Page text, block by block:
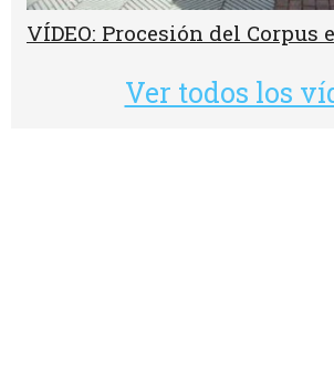
VÍDEO: Procesión del Corpus
Ver todos los